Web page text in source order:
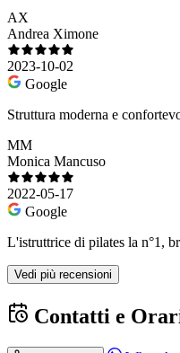
AX
Andrea Ximone
2023-10-02
Google
Struttura moderna e
MM
Monica Mancuso
2022-05-17
Google
L'istruttrice di pilates la n°1,
Vedi più recensioni
Contatti e